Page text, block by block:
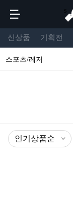
s
신상품 기획전
스포츠/레저